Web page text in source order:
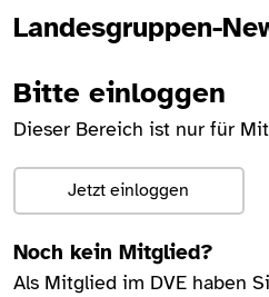
Landesgruppen-
Bitte einloggen
Dieser Bereich ist nur für
Jetzt einloggen
Noch kein Mitglied?
Als Mitglied im DVE haben